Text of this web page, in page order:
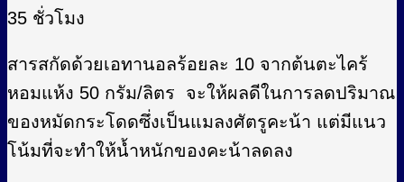
35 ชั่วโมง
สารสกัดด้วยเอทานอลร้อยละ 10 จากต้นตะไคร้
หอมแห้ง 50 กรัม/ลิตร จะให้ผลดีในการลดปริมาณ
ของหมัดกระโดดซึ่งเป็นแมลงศัตรูคะน้า แต่มีแนว
โน้มที่จะทำให้น้ำหนักของคะน้าลดลง